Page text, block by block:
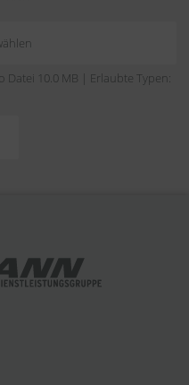
10.0 MB | Erlaubte Typen: